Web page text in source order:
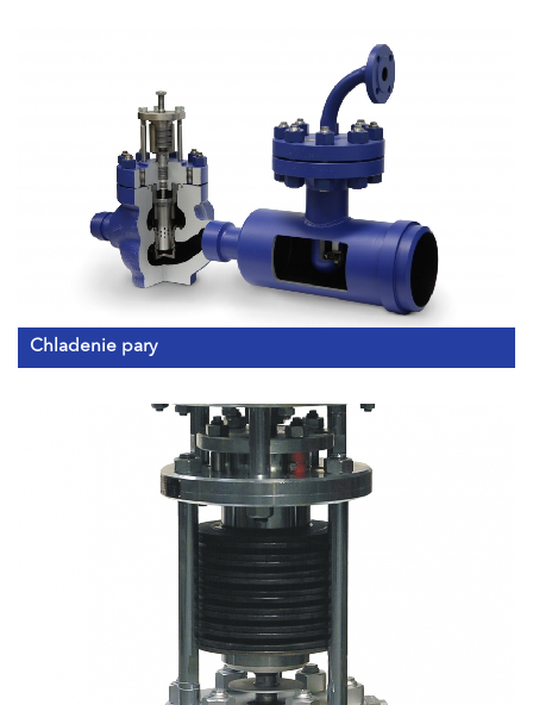
Chladenie pary